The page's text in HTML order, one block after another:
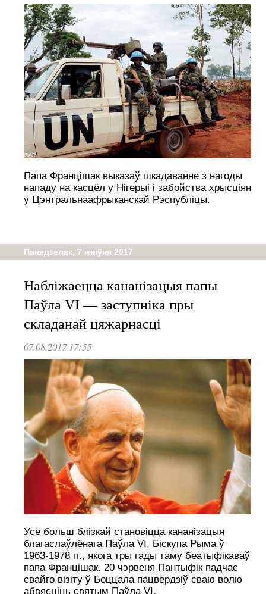
Папа Францішак выказаў шкадаванне з нагоды
нападу на касцёл у Нігерыі і забойства хрысціян
у Цэнтральнаафрыканскай Рэспубліцы.
Панядзелак, 7 жніўня 2017
Набліжаецца кананізацыя папы
Паўла VI — заступніка пры
складанай цяжарнасці
07.08.2017 17:55
Усё больш блізкай становіцца кананізацыя
благаслаўлёнага Паўла VI, Біскупа Рыма ў
1963-1978 гг., якога тры гады таму беатыфікаваў
папа Францішак. 20 чэрвеня Пантыфік падчас
свайго візіту ў Боццала пацвердзіў сваю волю
абвясціць святым Паўла VI.